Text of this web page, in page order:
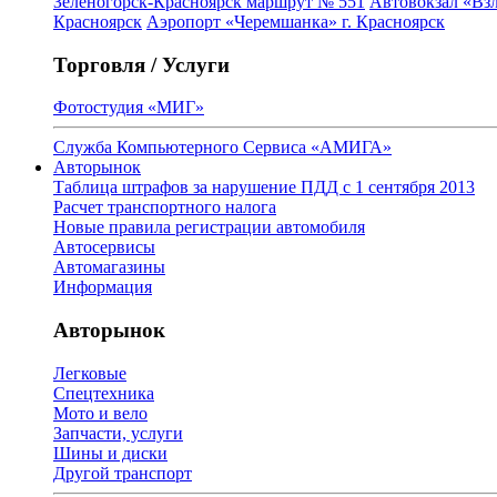
Красноярск Аэропорт «Черемшанка» г. Красноярск
Торговля / Услуги
Фотостудия «МИГ»
Служба Компьютерного Сервиса «АМИГА»
Авторынок
Таблица штрафов за нарушение ПДД с 1 сентября 2013
Расчет транспортного налога
Новые правила регистрации автомобиля
Автосервисы
Автомагазины
Информация
Авторынок
Легковые
Спецтехника
Мото и вело
Запчасти, услуги
Шины и диски
Другой транспорт